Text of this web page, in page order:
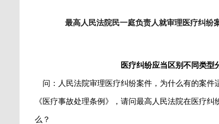
最高人民法院民一庭负责人就审理医疗纠纷
医疗纠纷应当区别不同类型
问：人民法院审理医疗纠纷案件，为什么有的案件
《医疗事故处理条例》，请问最高人民法院在医疗
么？